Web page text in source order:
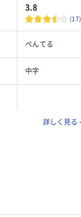
3.8
(17)
ぺんてる
中字
キャップ詳しく見る